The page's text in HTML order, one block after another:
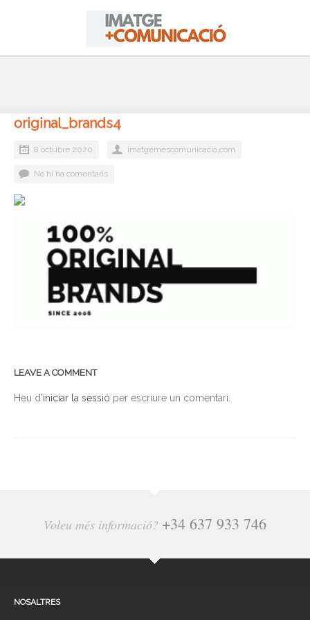
original_brands4
8 octubre 2020 imatgemescomunicacio.com
No hi ha comentaris
LEAVE A COMMENT
Heu d'iniciar la sessió per escriure un comentari.
Voleu més informació? +34 637 933 746
NOSALTRES